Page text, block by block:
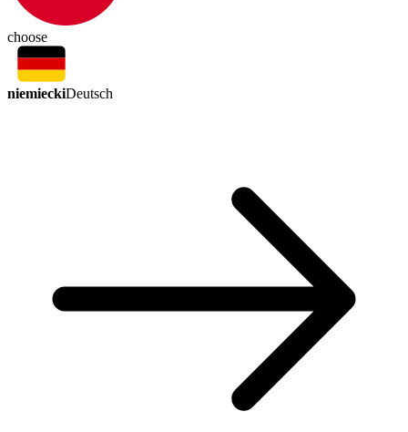
choose
niemieckiDeutsch